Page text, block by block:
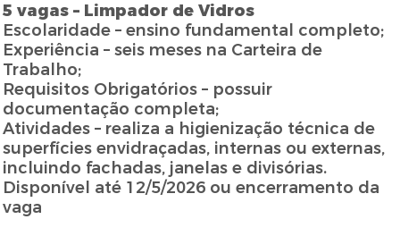
5 vagas – Limpador de Vidros
Escolaridade – ensino fundamental completo;
Experiência – seis meses na Carteira de
Trabalho;
Requisitos Obrigatórios – possuir
documentação completa;
Atividades – realiza a higienização técnica de
superfícies envidraçadas, internas ou externas,
incluindo fachadas, janelas e divisórias.
Disponível até 12/5/2026 ou encerramento da
vaga